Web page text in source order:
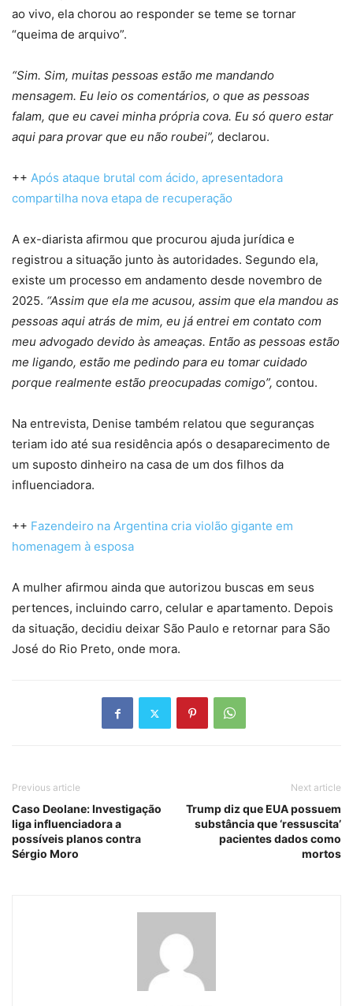
ao vivo, ela chorou ao responder se teme se tornar
“queima de arquivo”.
“Sim. Sim, muitas pessoas estão me mandando
mensagem. Eu leio os comentários, o que as pessoas
falam, que eu cavei minha própria cova. Eu só quero estar
aqui para provar que eu não roubei”, declarou.
++ Após ataque brutal com ácido, apresentadora
compartilha nova etapa de recuperação
A ex-diarista afirmou que procurou ajuda jurídica e
registrou a situação junto às autoridades. Segundo ela,
existe um processo em andamento desde novembro de
2025. “Assim que ela me acusou, assim que ela mandou as
pessoas aqui atrás de mim, eu já entrei em contato com
meu advogado devido às ameaças. Então as pessoas estão
me ligando, estão me pedindo para eu tomar cuidado
porque realmente estão preocupadas comigo”, contou.
Na entrevista, Denise também relatou que seguranças
teriam ido até sua residência após o desaparecimento de
um suposto dinheiro na casa de um dos filhos da
influenciadora.
++ Fazendeiro na Argentina cria violão gigante em
homenagem à esposa
A mulher afirmou ainda que autorizou buscas em seus
pertences, incluindo carro, celular e apartamento. Depois
da situação, decidiu deixar São Paulo e retornar para São
José do Rio Preto, onde mora.
Previous article
Caso Deolane: Investigação
liga influenciadora a
possíveis planos contra
Sérgio Moro
Next article
Trump diz que EUA possuem
substância que ‘ressuscita’
pacientes dados como
mortos